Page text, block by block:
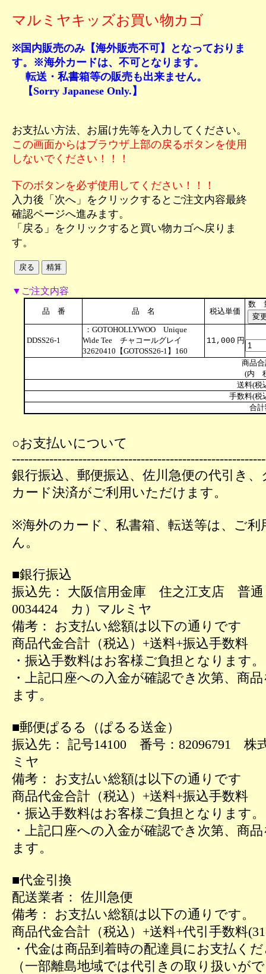
マルミヤキッズお買い物カゴ
※国内販売のみ【海外販売不可】となっておりま
す。※海外カードは、不可となります。
転送・私書箱等の販売も出来ません。
【Sorry Japanese Only.】
お支払い方法、お届け先等を入力してください。
この画面からはブラウザ上部の戻るボタンを使用
しないでください！！！
下のボタンを必ず使用してください！！！
入力後「次へ」をクリックするとご注文内容最終
確認ページへ進みます。
「戻る」をクリックすると買い物カゴへ戻りま
す。
▼ご注文内容
品 番 品 名 税込単価
数
DDSS26-1
：GOTOHOLLYWOO Unique
Wide Tee チャコールグレイ
32620410【GOTOSS26-1】160
11,000 円
商品
(内
送料(税
手数料(税
合
○お支払いについて
銀行振込、郵便振込、佐川急便の代引き
カード決済がご利用いただけます。
※海外のカード、私書箱、転送等は、ご利
ん。
■銀行振込
振込先： 大阪信用金庫 住之江支店 普
0034424 カ）マルミヤ
備考： お支払い総額は以下の通りです
商品代金合計（税込）+送料+振込手数料
・振込手数料はお客様ご負担となります。
・上記口座への入金が確認でき次第、商
ます。
■郵便ぱるる（ぱるる送金）
振込先： 記号14100 番号：82096791 株
ミヤ
備考： お支払い総額は以下の通りです
商品代金合計（税込）+送料+振込手数料
・振込手数料はお客様ご負担となります。
・上記口座への入金が確認でき次第、商
ます。
■代金引換
配送業者： 佐川急便
備考： お支払い総額は以下の通りです。
商品代金合計（税込）+送料+代引手数料
・代金は商品到着時の配達員にお支払く
（一部離島地域では代引きの取り扱いが